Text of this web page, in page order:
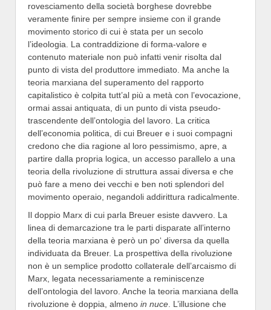
rovesciamento della società borghese dovrebbe
veramente finire per sempre insieme con il grande
movimento storico di cui è stata per un secolo
l’ideologia. La contraddizione di forma-valore e
contenuto materiale non può infatti venir risolta dal
punto di vista del produttore immediato. Ma anche la
teoria marxiana del superamento del rapporto
capitalistico è colpita tutt’al più a metà con l’evocazione,
ormai assai antiquata, di un punto di vista pseudo-
trascendente dell’ontologia del lavoro. La critica
dell’economia politica, di cui Breuer e i suoi compagni
credono che dia ragione al loro pessimismo, apre, a
partire dalla propria logica, un accesso parallelo a una
teoria della rivoluzione di struttura assai diversa e che
può fare a meno dei vecchi e ben noti splendori del
movimento operaio, negandoli addirittura radicalmente.
Il doppio Marx di cui parla Breuer esiste davvero. La
linea di demarcazione tra le parti disparate all’interno
della teoria marxiana è però un po‘ diversa da quella
individuata da Breuer. La prospettiva della rivoluzione
non è un semplice prodotto collaterale dell’arcaismo di
Marx, legata necessariamente a reminiscenze
dell’ontologia del lavoro. Anche la teoria marxiana della
rivoluzione è doppia, almeno in nuce. L’illusione che